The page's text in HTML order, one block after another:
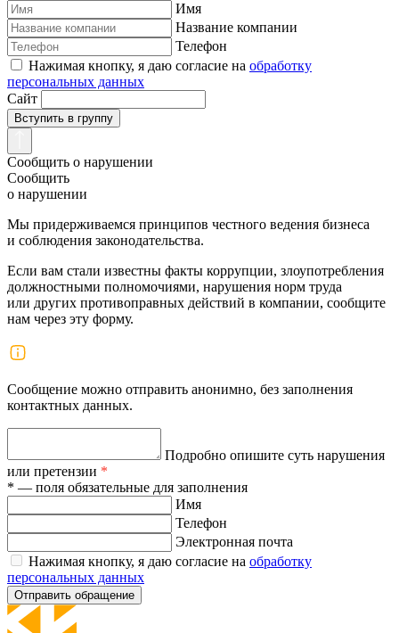
Имя
Название компании
Телефон
Нажимая кнопку, я даю согласие на обработку
персональных данных
Сайт
Вступить в группу
Сообщить о нарушении
Сообщить
о нарушении
Мы придерживаемся принципов честного ведения бизнеса
и соблюдения законодательства.
Если вам стали известны факты коррупции, злоупотребления
должностными полномочиями, нарушения норм труда
или других противоправных действий в компании, сообщите
нам через эту форму.
Сообщение можно отправить анонимно, без заполнения
контактных данных.
Подробно опишите суть нарушения
или претензии *
* — поля обязательные для заполнения
Имя
Телефон
Электронная почта
Нажимая кнопку, я даю согласие на обработку
персональных данных
Отправить обращение